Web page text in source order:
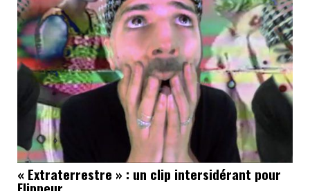
« Extraterrestre » : un clip intersidérant pour